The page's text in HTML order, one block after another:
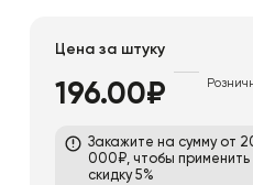
Цена за штуку
196.00₽
Закажите на сумму от
000₽, чтобы применить
скидку 5%